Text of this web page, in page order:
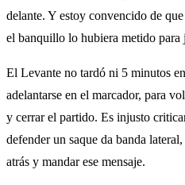
delante. Y estoy convencido de
el banquillo lo hubiera metido para
El Levante no tardó ni 5 minutos
adelantarse en el marcador, para
y cerrar el partido. Es injusto
defender un saque da banda
atrás y mandar ese mensaje.